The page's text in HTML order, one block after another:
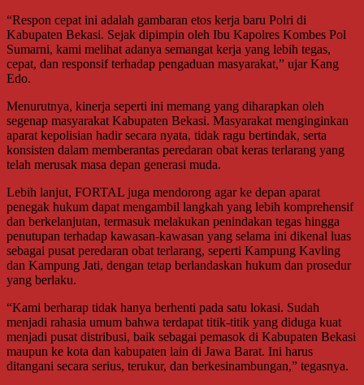
“Respon cepat ini adalah gambaran etos kerja baru Polri di
Kabupaten Bekasi. Sejak dipimpin oleh Ibu Kapolres Kombes Pol
Sumarni, kami melihat adanya semangat kerja yang lebih tegas,
cepat, dan responsif terhadap pengaduan masyarakat,” ujar Kang
Edo.
Menurutnya, kinerja seperti ini memang yang diharapkan oleh
segenap masyarakat Kabupaten Bekasi. Masyarakat menginginkan
aparat kepolisian hadir secara nyata, tidak ragu bertindak, serta
konsisten dalam memberantas peredaran obat keras terlarang yang
telah merusak masa depan generasi muda.
Lebih lanjut, FORTAL juga mendorong agar ke depan aparat
penegak hukum dapat mengambil langkah yang lebih komprehensif
dan berkelanjutan, termasuk melakukan penindakan tegas hingga
penutupan terhadap kawasan-kawasan yang selama ini dikenal luas
sebagai pusat peredaran obat terlarang, seperti Kampung Kavling
dan Kampung Jati, dengan tetap berlandaskan hukum dan prosedur
yang berlaku.
“Kami berharap tidak hanya berhenti pada satu lokasi. Sudah
menjadi rahasia umum bahwa terdapat titik-titik yang diduga kuat
menjadi pusat distribusi, baik sebagai pemasok di Kabupaten Bekasi
maupun ke kota dan kabupaten lain di Jawa Barat. Ini harus
ditangani secara serius, terukur, dan berkesinambungan,” tegasnya.